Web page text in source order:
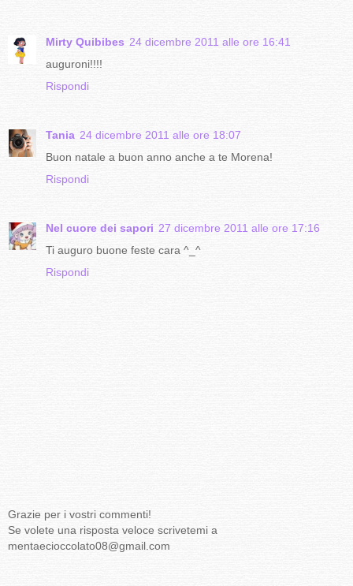
Mirty Quibibes 24 dicembre 2011 alle ore 16:41
auguroni!!!!
Rispondi
Tania 24 dicembre 2011 alle ore 18:07
Buon natale a buon anno anche a te Morena!
Rispondi
Nel cuore dei sapori 27 dicembre 2011 alle ore 17:16
Ti auguro buone feste cara ^_^
Rispondi
Grazie per i vostri commenti!
Se volete una risposta veloce scrivetemi a
mentaecioccolato08@gmail.com